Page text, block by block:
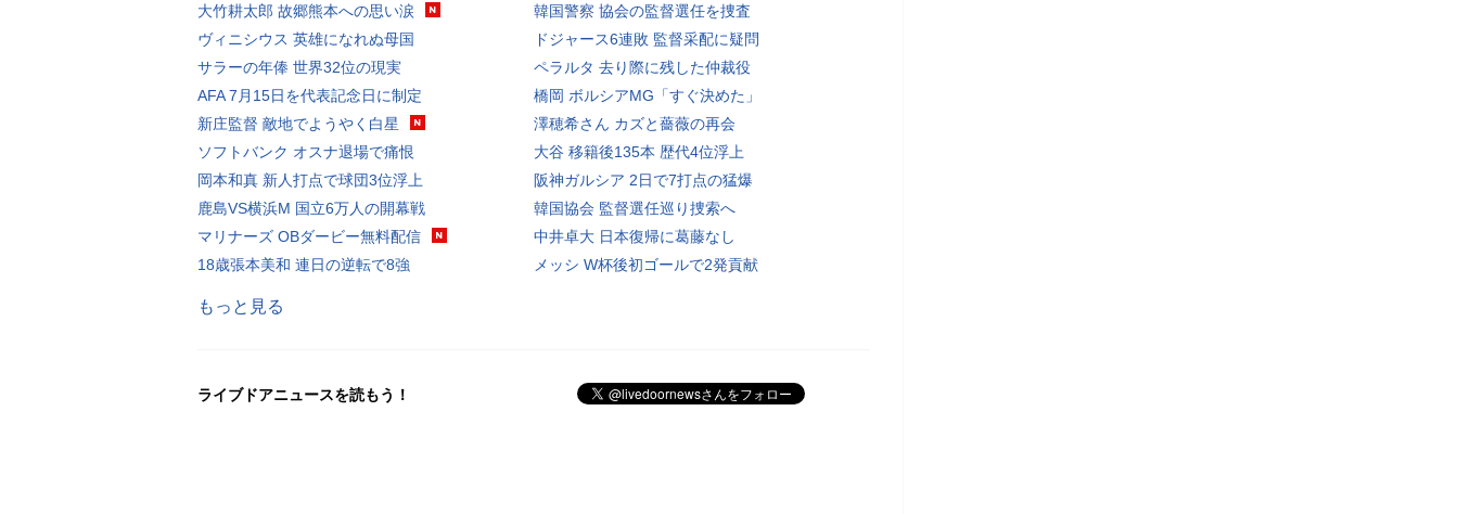
大竹耕太郎 故郷熊本への思い涙
ヴィニシウス 英雄になれぬ母国
サラーの年俸 世界32位の現実
AFA 7月15日を代表記念日に制定
新庄監督 敵地でようやく白星
ソフトバンク オスナ退場で痛恨
岡本和真 新人打点で球団3位浮上
鹿島VS横浜M 国立6万人の開幕戦
マリナーズ OBダービー無料配信
18歳張本美和 連日の逆転で8強
韓国警察 協会の監督選任を捜査
ドジャース6連敗 監督采配に疑問
ペラルタ 去り際に残した仲裁役
橋岡 ボルシアMG「すぐ決めた」
澤穂希さん カズと薔薇の再会
大谷 移籍後135本 歴代4位浮上
阪神ガルシア 2日で7打点の猛爆
韓国協会 監督選任巡り捜索へ
中井卓大 日本復帰に葛藤なし
メッシ W杯後初ゴールで2発貢献
もっと見る
ライブドアニュースを読もう！